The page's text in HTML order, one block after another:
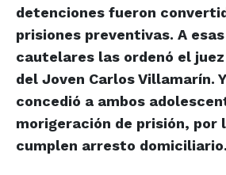
detenciones fueron
prisiones preventivas. A
cautelares las ordenó el
del Joven Carlos Villamarín.
concedió a ambos
morigeración de prisión, por
cumplen arresto domiciliario.